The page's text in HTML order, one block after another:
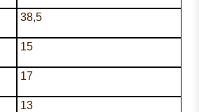
38,5
15
17
13